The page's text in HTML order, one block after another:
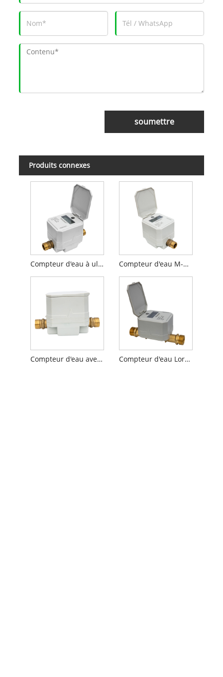
soumettre
Produits connexes
Compteur d'eau à ultrasons domestique Compteur d'eau M-bus
Compteur d'eau avec sortie d'impulsion Compteur d'eau Lorawan